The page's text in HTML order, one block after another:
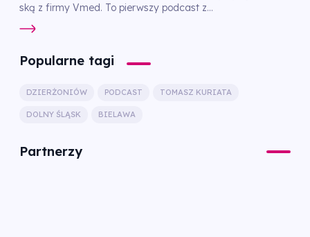
ską z firmy Vmed. To pierwszy podcast z...
Popularne tagi
DZIERŻONIÓW PODCAST TOMASZ KURIATA
DOLNY ŚLĄSK BIELAWA
Partnerzy